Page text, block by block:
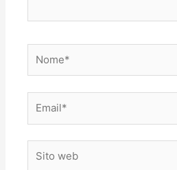
web